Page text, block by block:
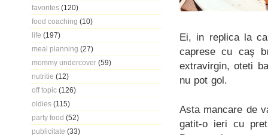
favorites (120)
food coaching (10)
life (197)
meal planning (27)
mommy undercover (59)
nutritie (12)
off topic (126)
oldies (115)
party food (52)
publicitate (33)
Ei, in replica la
caprese cu caş
extravirgin, oteti
nu pot gol.
Asta mancare de
gatit-o ieri cu